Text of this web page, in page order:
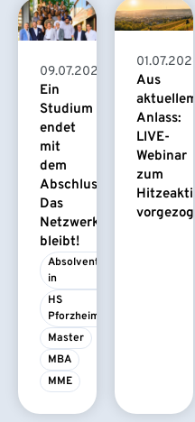
09.07.2026
Ein
Studium
endet
mit
dem
Abschluss.
Das
Netzwerk
bleibt!
Absolvent/-
in
HS
Pforzheim
Master
MBA
MME
01.07.2026
Aus
aktuellem
Anlass:
LIVE-
Webinar
zum